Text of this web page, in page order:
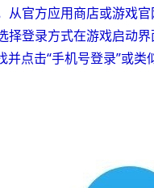
从官方应用商店或游戏
择登录方式在游戏启动
点击“手机号登录”或类